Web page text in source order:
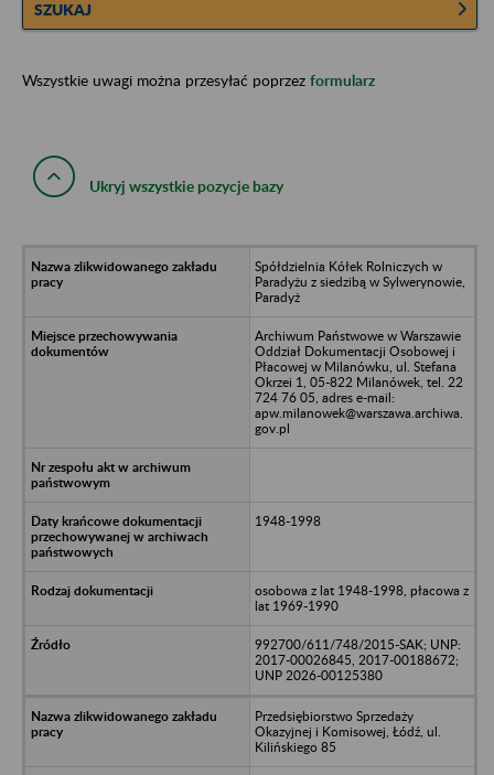
SZUKAJ
Wszystkie uwagi można przesyłać poprzez formularz
Ukryj wszystkie pozycje bazy
Spółdzielnia Kółek Rolniczych w
Paradyżu z siedzibą w Sylwerynowie,
Paradyż
Archiwum Państwowe w Warszawie
Oddział Dokumentacji Osobowej i
Płacowej w Milanówku, ul. Stefana
Okrzei 1, 05-822 Milanówek, tel. 22
724 76 05, adres e-mail:
apw.milanowek@warszawa.archiwa.
gov.pl
1948-1998
osobowa z lat 1948-1998, płacowa z
lat 1969-1990
992700/611/748/2015-SAK; UNP:
2017-00026845, 2017-00188672;
UNP 2026-00125380
Przedsiębiorstwo Sprzedaży
Okazyjnej i Komisowej, Łódź, ul.
Kilińskiego 85